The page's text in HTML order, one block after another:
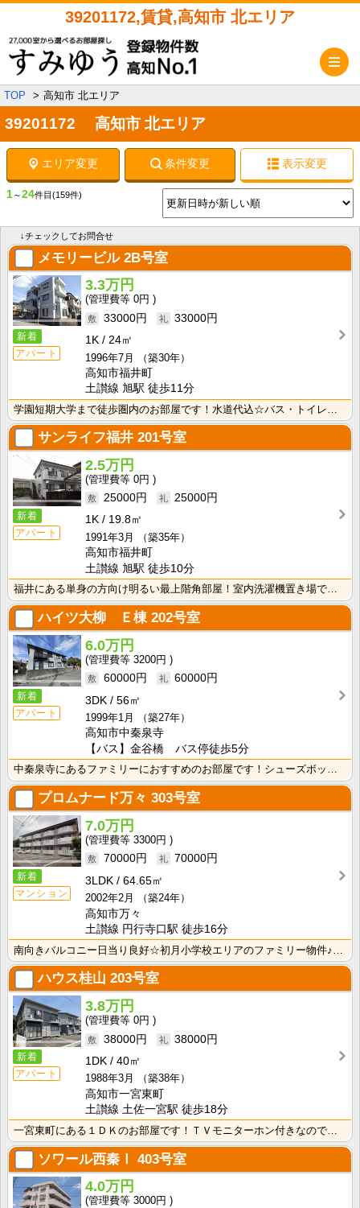
39201172,賃貸,高知市 北エリア
TOP 高知市 北エリア
39201172 高知市 北エリア
エリア変更 条件変更 表示変更
1～24件目 (159件)
↓チェックしてお問合せ
メモリービル2B号室
新着
アパート
3.3万円
0円
33000円
33000円
1K
24㎡
1996年7月
（築30年）
高知市福井町
土讃線 旭駅 徒歩11分
学園短期大学まで徒歩圏内のお部屋です！水道代込☆バス・トイレ別なので、ゆったり湯船に浸かれますね！
サンライフ福井 201号室
新着
アパート
2.5万円
0円
25000円
25000円
1K
19.8㎡
1991年3月
（築35年）
高知市福井町
土讃線 旭駅 徒歩10分
福井にある単身の方向け明るい最上階角部屋！室内洗濯機置き場で天候の悪い日のお洗濯も快適！
ハイツ大柳 Ｅ棟202号室
新着
アパート
6.0万円
3200円
60000円
60000円
3DK
56㎡
1999年1月
（築27年）
高知市中秦泉寺
【バス】金谷橋 バス停徒歩5分
中秦泉寺にあるファミリーにおすすめのお部屋です！シューズボックス・押入れ・クローゼットがあり収納充実･･･
プロムナード万々 303号室
新着
マンション
7.0万円
3300円
70000円
70000円
3LDK
64.65㎡
2002年2月
（築24年）
高知市万々
土讃線 円行寺口駅 徒歩16分
ハウス桂山 203号室
新着
アパート
3.8万円
0円
38000円
38000円
1DK
40㎡
1988年3月
（築38年）
高知市一宮東町
土讃線 土佐一宮駅 徒歩18分
ソワール西秦Ⅰ 403号室
4.0万円
3000円